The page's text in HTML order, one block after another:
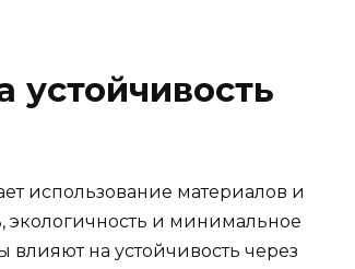
использование материалов и
экологичность и минимальное
на устойчивость через